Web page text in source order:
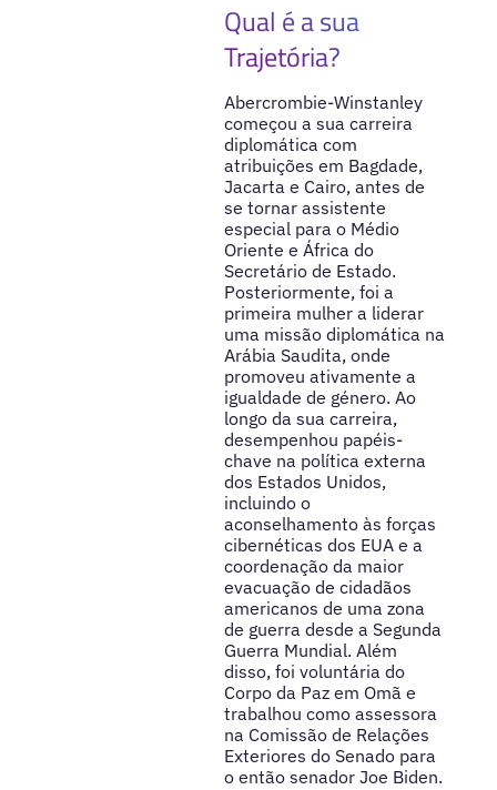
Qual é a sua
Trajetória?
Abercrombie-Winstanley
começou a sua carreira
diplomática com
atribuições em Bagdade,
Jacarta e Cairo, antes de
se tornar assistente
especial para o Médio
Oriente e África do
Secretário de Estado.
Posteriormente, foi a
primeira mulher a liderar
uma missão diplomática na
Arábia Saudita, onde
promoveu ativamente a
igualdade de género. Ao
longo da sua carreira,
desempenhou papéis-
chave na política externa
dos Estados Unidos,
incluindo o
aconselhamento às forças
cibernéticas dos EUA e a
coordenação da maior
evacuação de cidadãos
americanos de uma zona
de guerra desde a Segunda
Guerra Mundial. Além
disso, foi voluntária do
Corpo da Paz em Omã e
trabalhou como assessora
na Comissão de Relações
Exteriores do Senado para
o então senador Joe Biden.